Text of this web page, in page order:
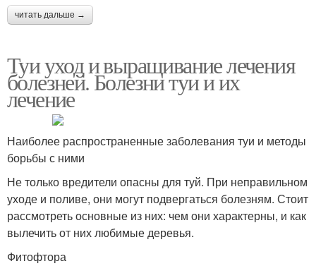
читать дальше →
Туи уход и выращивание лечения
болезней. Болезни туи и их
лечение
Наиболее распространенные заболевания туи и методы
борьбы с ними
Не только вредители опасны для туй. При неправильном
уходе и поливе, они могут подвергаться болезням. Стоит
рассмотреть основные из них: чем они характерны, и как
вылечить от них любимые деревья.
Фитофтора